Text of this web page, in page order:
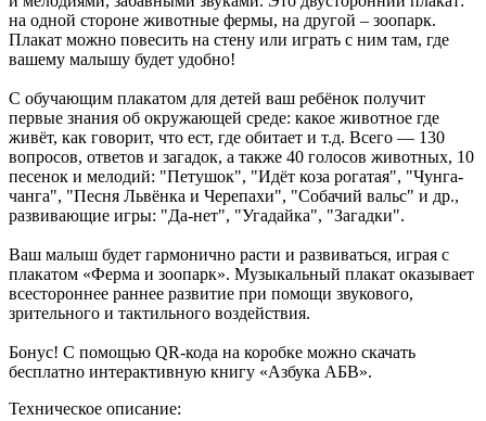
на одной стороне животные фермы, на другой – зоопарк.
Плакат можно повесить на стену или играть с ним там, где
вашему малышу будет удобно!
С обучающим плакатом для детей ваш ребёнок получит
первые знания об окружающей среде: какое животное где
живёт, как говорит, что ест, где обитает и т.д. Всего — 130
вопросов, ответов и загадок, а также 40 голосов животных, 10
песенок и мелодий: "Петушок", "Идёт коза рогатая", "Чунга-
чанга", "Песня Львёнка и Черепахи", "Собачий вальс" и др.,
развивающие игры: "Да-нет", "Угадайка", "Загадки".
Ваш малыш будет гармонично расти и развиваться, играя с
плакатом «Ферма и зоопарк». Музыкальный плакат оказывает
всестороннее раннее развитие при помощи звукового,
зрительного и тактильного воздействия.
Бонус! С помощью QR-кода на коробке можно скачать
бесплатно интерактивную книгу «Азбука АБВ».
Техническое описание: